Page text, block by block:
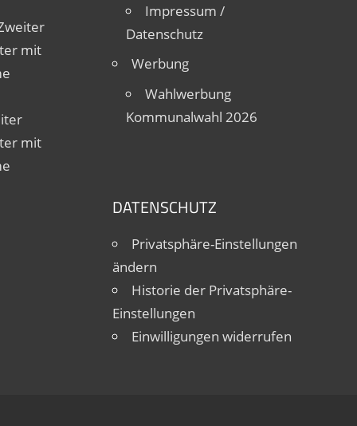
mit
mit
Impressum /
Datenschutz
Werbung
Wahlwerbung
Kommunalwahl 2026
DATENSCHUTZ
Privatsphäre-Einstellungen
ändern
Historie der Privatsphäre-
Einstellungen
Einwilligungen widerrufen